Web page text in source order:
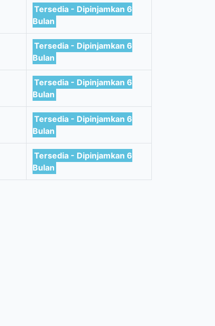
Tersedia - Dipinjamkan 6
Bulan
Tersedia - Dipinjamkan 6
Bulan
Tersedia - Dipinjamkan 6
Bulan
Tersedia - Dipinjamkan 6
Bulan
Tersedia - Dipinjamkan 6
Bulan